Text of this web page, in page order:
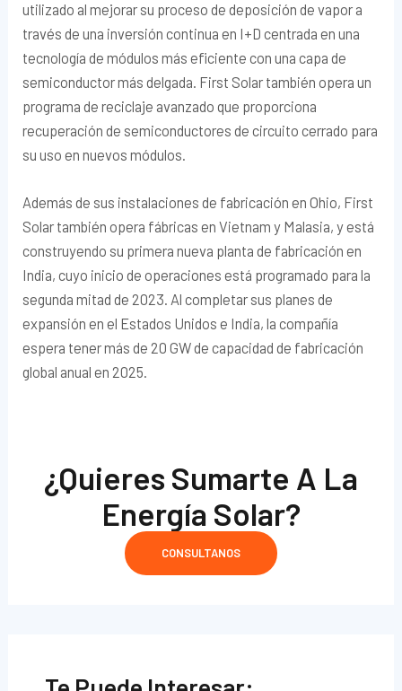
utilizado al mejorar su proceso de deposición de vapor a
través de una inversión continua en I+D centrada en una
tecnología de módulos más eficiente con una capa de
semiconductor más delgada. First Solar también opera un
programa de reciclaje avanzado que proporciona
recuperación de semiconductores de circuito cerrado para
su uso en nuevos módulos.
Además de sus instalaciones de fabricación en Ohio, First
Solar también opera fábricas en Vietnam y Malasia, y está
construyendo su primera nueva planta de fabricación en
India, cuyo inicio de operaciones está programado para la
segunda mitad de 2023. Al completar sus planes de
expansión en el Estados Unidos e India, la compañía
espera tener más de 20 GW de capacidad de fabricación
global anual en 2025.
¿Quieres Sumarte A La
Energía Solar?
CONSULTANOS